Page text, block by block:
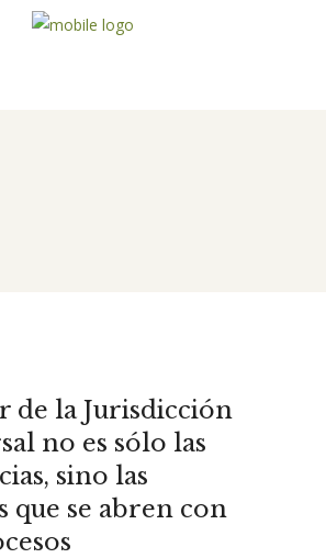
de la Jurisdicción
no es sólo las
sino las
que se abren con